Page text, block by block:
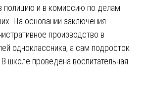
полицию и в комиссию по делам
На основании заключения
производство в
одноклассника, а сам подросток
школе проведена воспитательная